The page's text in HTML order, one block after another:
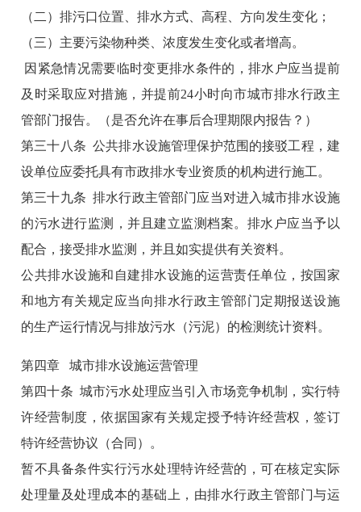
（二）排污口位置、排水方式、高程、方向发生变化；
（三）主要污染物种类、浓度发生变化或者增高。
因紧急情况需要临时变更排水条件的，排水户应当提前
及时采取应对措施，并提前24小时向市城市排水行政主
管部门报告。（是否允许在事后合理期限内报告？）
第三十八条 公共排水设施管理保护范围的接驳工程，建
设单位应委托具有市政排水专业资质的机构进行施工。
第三十九条 排水行政主管部门应当对进入城市排水设施
的污水进行监测，并且建立监测档案。排水户应当予以
配合，接受排水监测，并且如实提供有关资料。
公共排水设施和自建排水设施的运营责任单位，按国家
和地方有关规定应当向排水行政主管部门定期报送设施
的生产运行情况与排放污水（污泥）的检测统计资料。
第四章 城市排水设施运营管理
第四十条 城市污水处理应当引入市场竞争机制，实行特
许经营制度，依据国家有关规定授予特许经营权，签订
特许经营协议（合同）。
暂不具备条件实行污水处理特许经营的，可在核定实际
处理量及处理成本的基础上，由排水行政主管部门与运